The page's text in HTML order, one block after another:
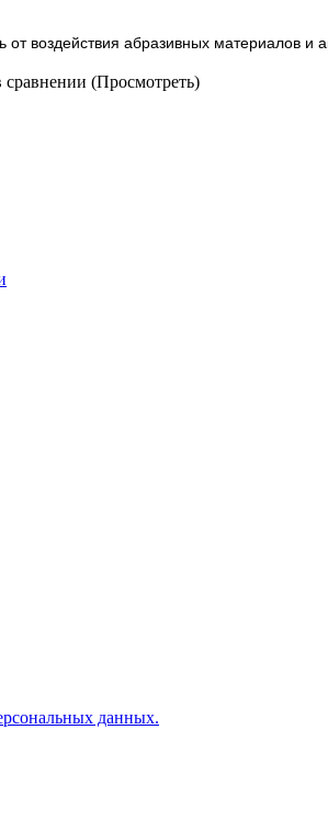
от воздействия абразивных материалов и
(Просмотреть)
данных.